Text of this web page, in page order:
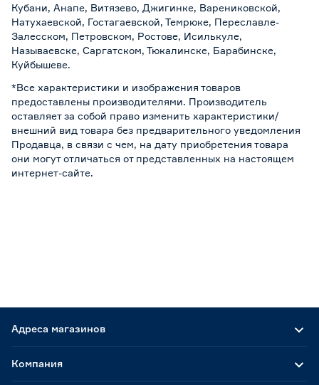
Кубани, Анапе, Витязево, Джигинке, Варениковской,
Натухаевской, Гостагаевской, Темрюке, Переславле-
Залесском, Петровском, Ростове, Исилькуле,
Называевске, Саргатском, Тюкалинске, Барабинске,
Куйбышеве.
*Все характеристики и изображения товаров
предоставлены производителями. Производитель
оставляет за собой право изменить характеристики/
внешний вид товара без предварительного уведомления
Продавца, в связи с чем, на дату приобретения товара
они могут отличаться от представленных на настоящем
интернет-сайте.
Адреса магазинов
Компания